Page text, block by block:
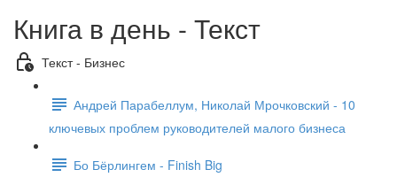
Книга в день - Текст
Текст - Бизнес
Андрей Парабеллум, Николай Мрочковский - 10
ключевых проблем руководителей малого бизнеса
Бо Бёрлингем - Finish Big